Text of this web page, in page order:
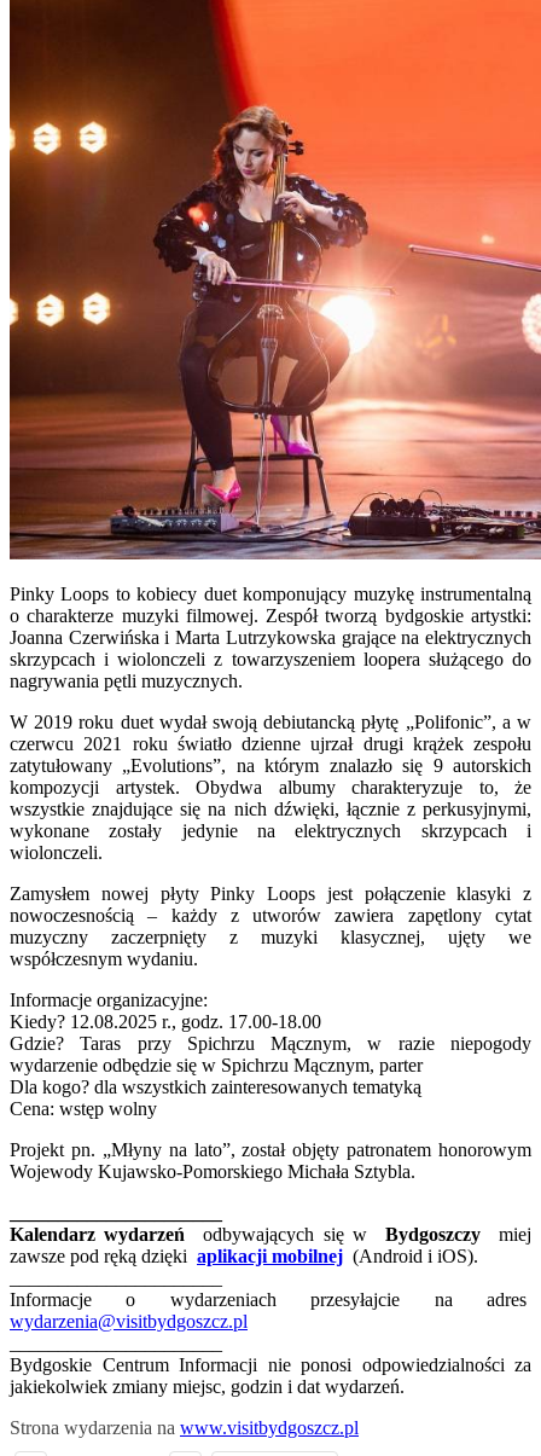
Pinky Loops to kobiecy duet komponujący muzykę instrumentalną
o charakterze muzyki filmowej. Zespół tworzą bydgoskie artystki:
Joanna Czerwińska i Marta Lutrzykowska grające na elektrycznych
skrzypcach i wiolonczeli z towarzyszeniem loopera służącego do
nagrywania pętli muzycznych.
W 2019 roku duet wydał swoją debiutancką płytę „Polifonic”, a w
czerwcu 2021 roku światło dzienne ujrzał drugi krążek zespołu
zatytułowany „Evolutions”, na którym znalazło się 9 autorskich
kompozycji artystek. Obydwa albumy charakteryzuje to, że
wszystkie znajdujące się na nich dźwięki, łącznie z perkusyjnymi,
wykonane zostały jedynie na elektrycznych skrzypcach i
wiolonczeli.
Zamysłem nowej płyty Pinky Loops jest połączenie klasyki z
nowoczesnością – każdy z utworów zawiera zapętlony cytat
muzyczny zaczerpnięty z muzyki klasycznej, ujęty we
współczesnym wydaniu.
Informacje organizacyjne:
Kiedy? 12.08.2025 r., godz. 17.00-18.00
Gdzie? Taras przy Spichrzu Mącznym, w razie niepogody
wydarzenie odbędzie się w Spichrzu Mącznym, parter
Dla kogo? dla wszystkich zainteresowanych tematyką
Cena: wstęp wolny
Projekt pn. „Młyny na lato”, został objęty patronatem honorowym
Wojewody Kujawsko-Pomorskiego Michała Sztybla.
Kalendarz wydarzeń odbywających się wBydgoszczy miej
zawsze pod ręką dzięki aplikacji mobilnej (Android i iOS).
Informacje o wydarzeniach przesyłajcie na adres
wydarzenia@visitbydgoszcz.pl
Bydgoskie Centrum Informacji nie ponosi odpowiedzialności za
jakiekolwiek zmiany miejsc, godzin i dat wydarzeń.
Strona wydarzenia na www.visitbydgoszcz.pl